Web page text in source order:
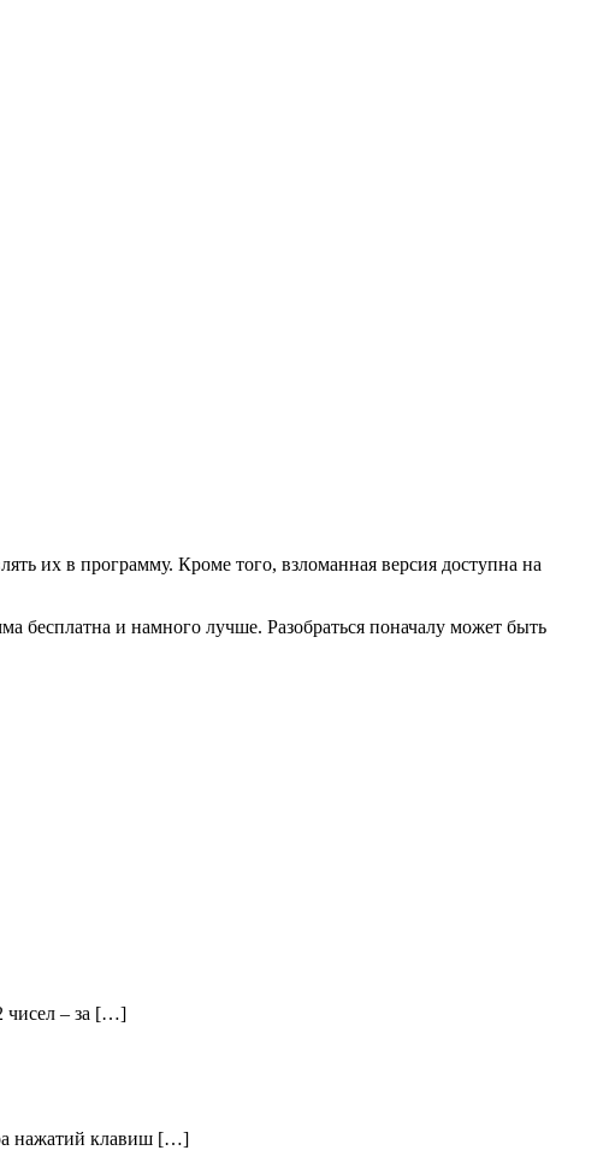
их в программу. Кроме того, взломанная версия доступна на
бесплатна и намного лучше. Разобраться поначалу может быть
чисел – за […]
нажатий клавиш […]